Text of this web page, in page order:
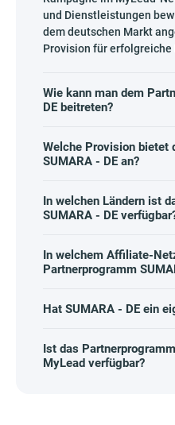
und Dienstleistungen
dem deutschen Markt
Provision für
Wie kann man dem
DE beitreten?
Welche Provision bietet
SUMARA - DE an?
In welchen Ländern ist
SUMARA - DE
In welchem Affiliate-
Partnerprogramm
Hat SUMARA - DE ein
Ist das
MyLead verfügbar?